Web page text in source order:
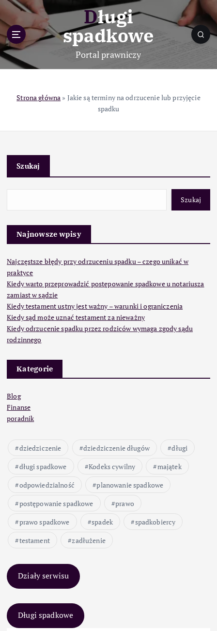
p
o
c
Długi
spadkowe
Portal prawniczy
Strona główna » Jakie są terminy na odrzucenie lub przyjęcie
spadku
Szukaj
Szukaj
Najnowsze wpisy
Najczęstsze błędy przy odrzuceniu spadku – czego unikać w
praktyce
Kiedy warto przeprowadzić postępowanie spadkowe u notariusza
zamiast w sądzie
Kiedy testament ustny jest ważny – warunki i ograniczenia
Kiedy sąd może uznać testament za nieważny
Kiedy odrzucenie spadku przez rodziców wymaga zgody sądu
rodzinnego
Kategorie
Blog
Finanse
poradnik
dziedziczenie dziedziczenie długów
długi
długi spadkowe
Kodeks cywilny
majątek
odpowiedzialność
planowanie spadkowe
postępowanie spadkowe
prawo
prawo spadkowe
spadek
spadkobiercy
testament
zadłużenie
Działy serwisu
Długi spadkowe